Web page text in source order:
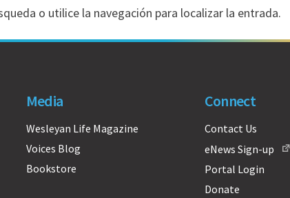
o utilice la navegación para localizar la entrada.
Media
Wesleyan Life Magazine
Voices Blog
Bookstore
Connect
Contact Us
eNews Sign-up
Portal Login
Donate